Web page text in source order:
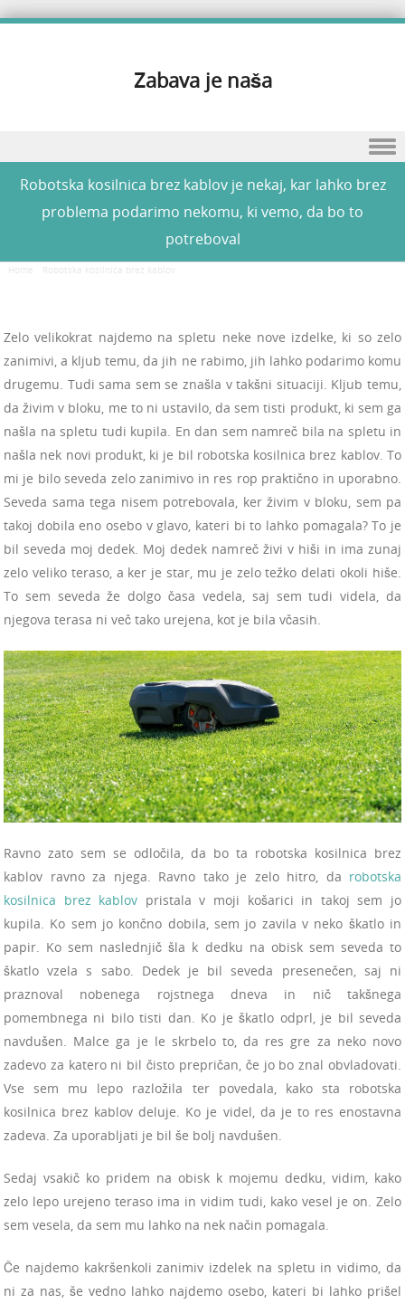
Zabava je naša
Robotska kosilnica brez kablov je nekaj, kar lahko brez
problema podarimo nekomu, ki vemo, da bo to
potreboval
Home Robotska kosilnica brez kablov
Zelo velikokrat najdemo na spletu neke nove izdelke, ki so zelo
zanimivi, a kljub temu, da jih ne rabimo, jih lahko podarimo komu
drugemu. Tudi sama sem se znašla v takšni situaciji. Kljub temu,
da živim v bloku, me to ni ustavilo, da sem tisti produkt, ki sem ga
našla na spletu tudi kupila. En dan sem namreč bila na spletu in
našla nek novi produkt, ki je bil robotska kosilnica brez kablov. To
mi je bilo seveda zelo zanimivo in res rop praktično in uporabno.
Seveda sama tega nisem potrebovala, ker živim v bloku, sem pa
takoj dobila eno osebo v glavo, kateri bi to lahko pomagala? To je
bil seveda moj dedek. Moj dedek namreč živi v hiši in ima zunaj
zelo veliko teraso, a ker je star, mu je zelo težko delati okoli hiše.
To sem seveda že dolgo časa vedela, saj sem tudi videla, da
njegova terasa ni več tako urejena, kot je bila včasih.
Ravno zato sem se odločila, da bo ta robotska kosilnica brez
kablov ravno za njega. Ravno tako je zelo hitro, da robotska
kosilnica brez kablov pristala v moji košarici in takoj sem jo
kupila. Ko sem jo končno dobila, sem jo zavila v neko škatlo in
papir. Ko sem naslednjič šla k dedku na obisk sem seveda to
škatlo vzela s sabo. Dedek je bil seveda presenečen, saj ni
praznoval nobenega rojstnega dneva in nič takšnega
pomembnega ni bilo tisti dan. Ko je škatlo odprl, je bil seveda
navdušen. Malce ga je le skrbelo to, da res gre za neko novo
zadevo za katero ni bil čisto prepričan, če jo bo znal obvladovati.
Vse sem mu lepo razložila ter povedala, kako sta robotska
kosilnica brez kablov deluje. Ko je videl, da je to res enostavna
zadeva. Za uporabljati je bil še bolj navdušen.
Sedaj vsakič ko pridem na obisk k mojemu dedku, vidim, kako
zelo lepo urejeno teraso ima in vidim tudi, kako vesel je on. Zelo
sem vesela, da sem mu lahko na nek način pomagala.
Če najdemo kakršenkoli zanimiv izdelek na spletu in vidimo, da
ni za nas, še vedno lahko najdemo osebo, kateri bi lahko prišel